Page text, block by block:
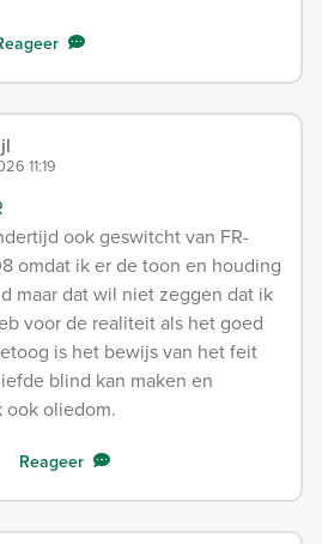
11:19
ook geswitcht van FR-
omdat ik er de toon en houding
maar dat wil niet zeggen dat ik
voor de realiteit als het goed
is het bewijs van het feit
blind kan maken en
oliedom.
Reageer